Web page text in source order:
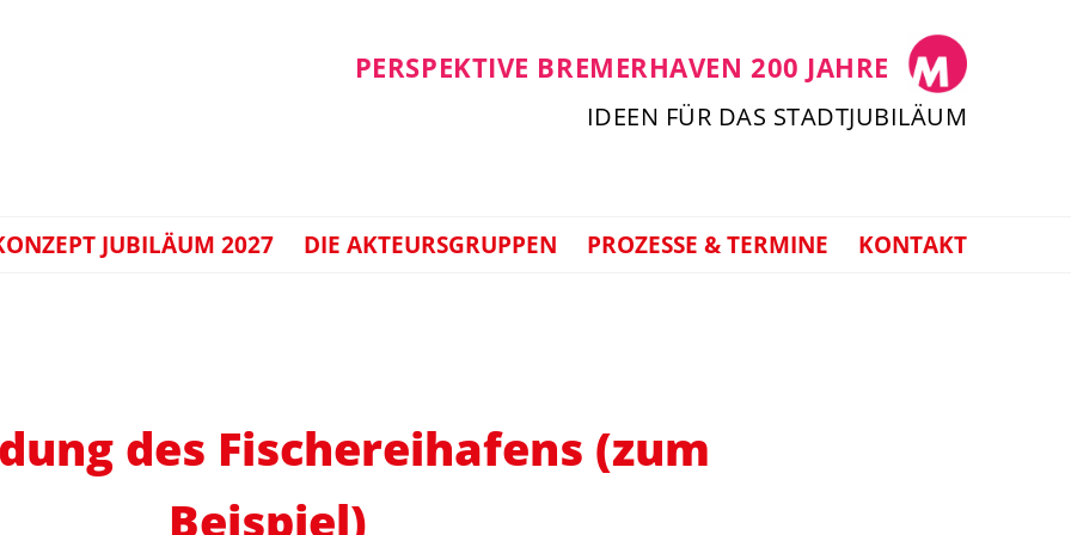
PERSPEKTIVE BREMERHAVEN 200 JAHRE
IDEEN FÜR DAS STADTJUBILÄUM
JUBILÄUM 2027 DIE AKTEURSGRUPPEN PROZESSE & TERMINE KONTAKT
des Fischereihafens (zum
Beispiel)